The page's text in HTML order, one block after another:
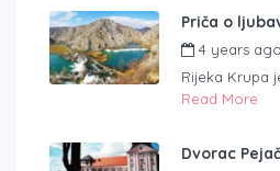
Priča o
4 years ago
Rijeka Krupa
Read More
Dvorac